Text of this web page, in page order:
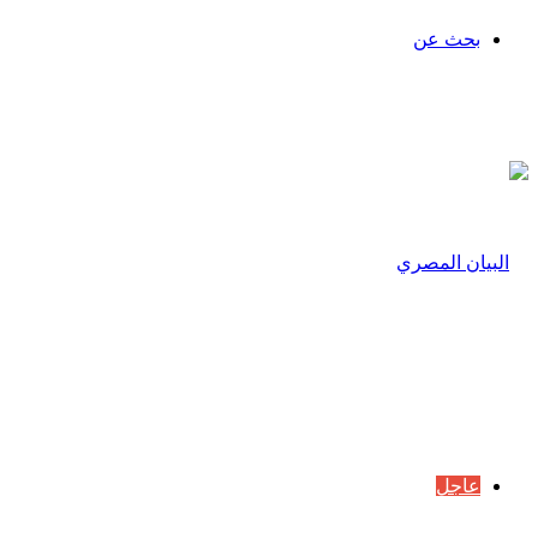
بحث عن
عاجل